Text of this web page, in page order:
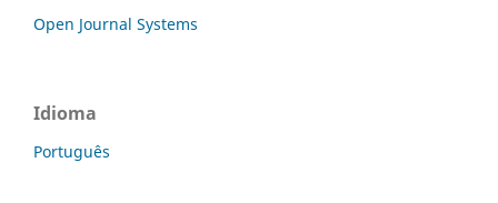
Open Journal Systems
Idioma
Português